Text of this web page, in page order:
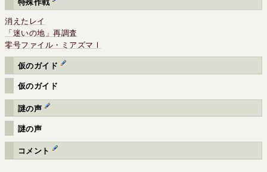
特殊作戦
消えたレイ
「迷いの地」再調査
零号ファイル・ミアズマⅠ
仮のガイド
仮のガイド
謎の声
謎の声
コメント